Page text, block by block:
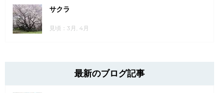
サクラ
見頃：3月, 4月
最新のブログ記事